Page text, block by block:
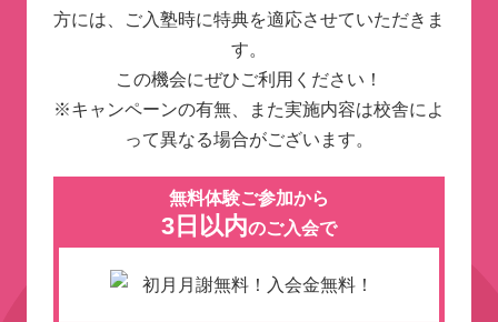
方には、ご入塾時に特典を適応させていただきま
す。
この機会にぜひご利用ください！
※キャンペーンの有無、また実施内容は校舎によ
って異なる場合がございます。
無料体験ご参加から
3日以内のご入会で